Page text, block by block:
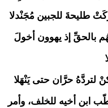
طليحةَ للجبين مُجَنْدلا
بالحقِّ إذ يهوون أخولَ
لتردَّهُ حرَّان حتى يَنْهَلا
ابن أخيه للخلف، وأمر